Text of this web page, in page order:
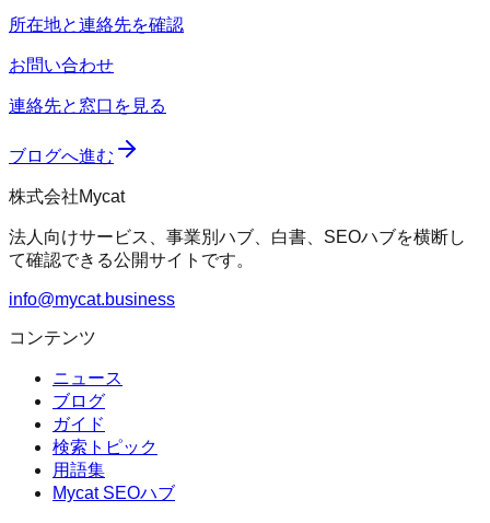
所在地と連絡先を確認
お問い合わせ
連絡先と窓口を見る
ブログへ進む
株式会社Mycat
法人向けサービス、事業別ハブ、白書、SEOハブを横断し
て確認できる公開サイトです。
info@mycat.business
コンテンツ
ニュース
ブログ
ガイド
検索トピック
用語集
Mycat SEOハブ